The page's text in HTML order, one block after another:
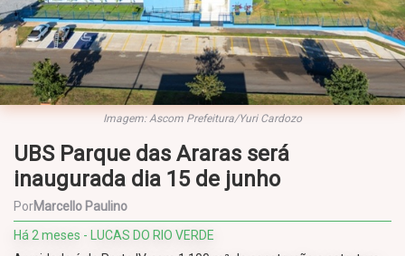
Imagem: Ascom Prefeitura/Yuri Cardozo
UBS Parque das Araras será
inaugurada dia 15 de junho
PorMarcello Paulino
Há 2 meses - LUCAS DO RIO VERDE